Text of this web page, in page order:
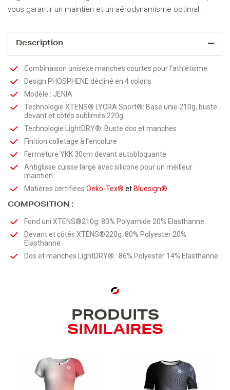
vous garantir un maintien et un aérodynamisme optimal.
Description
Combinaison unisexe manches courtes pour l'athlétisme
Design PHOSPHENE décliné en 4 coloris
Modèle : JENIA
Technologie XTENS® LYCRA Sport®: Base unie 210g, buste
devant et côtés sublimés 220g
Technologie LightDRY®: Buste dos et manches
Finition colletage à l’encolure
Fermeture YKK 30cm devant autobloquante
Antiglisse cuisse large avec silicone pour un meilleur
maintien
Matières certifiées Oeko-Tex® et Bluesign®
COMPOSITION :
Fond uni XTENS®210g: 80% Polyamide 20% Elasthanne
Devant et côtés XTENS®220g: 80% Polyester 20%
Elasthanne
Dos et manches LightDRY® : 86% Polyester 14% Elasthanne
PRODUITS
SIMILAIRES